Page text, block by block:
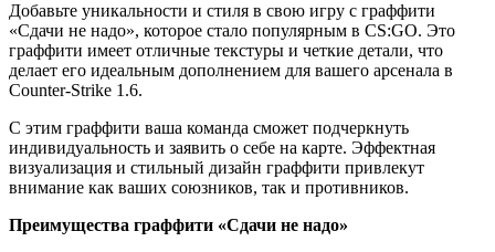
Добавьте уникальности и стиля в свою игру с граффити
«Сдачи не надо», которое стало популярным в CS:GO. Это
граффити имеет отличные текстуры и четкие детали, что
делает его идеальным дополнением для вашего арсенала в
Counter-Strike 1.6.
С этим граффити ваша команда сможет подчеркнуть
индивидуальность и заявить о себе на карте. Эффектная
визуализация и стильный дизайн граффити привлекут
внимание как ваших союзников, так и противников.
Преимущества граффити «Сдачи не надо»